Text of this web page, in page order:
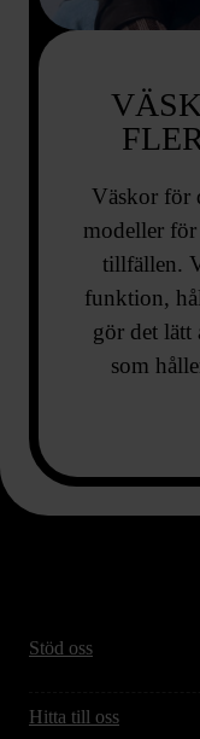
Väskor för
modeller för
tillfällen.
funktion,
gör det lätt
som
Stöd oss
Hitta till oss